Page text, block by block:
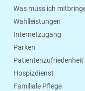
Was muss ich
Wahlleistungen
Internetzugang
Parken
Patientenzufriedenheit
Hospizdienst
Familiale Pflege